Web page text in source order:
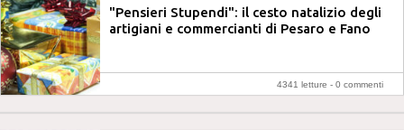
"Pensieri Stupendi": il cesto natalizio degli
artigiani e commercianti di Pesaro e Fano
4341 letture - 0 commenti